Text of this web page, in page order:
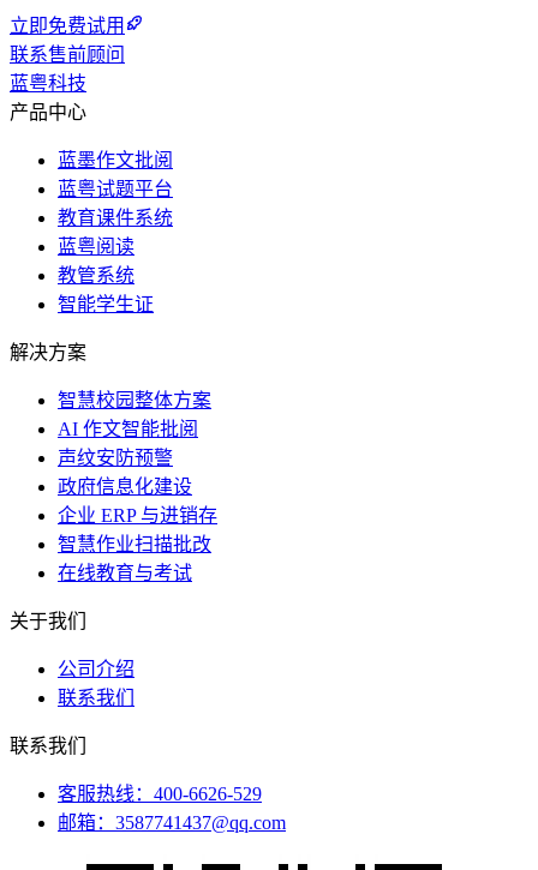
立即免费试用
联系售前顾问
蓝粤科技
产品中心
蓝墨作文批阅
蓝粤试题平台
教育课件系统
蓝粤阅读
教管系统
智能学生证
解决方案
智慧校园整体方案
AI 作文智能批阅
声纹安防预警
政府信息化建设
企业 ERP 与进销存
智慧作业扫描批改
在线教育与考试
关于我们
公司介绍
联系我们
联系我们
客服热线：400-6626-529
邮箱：3587741437@qq.com